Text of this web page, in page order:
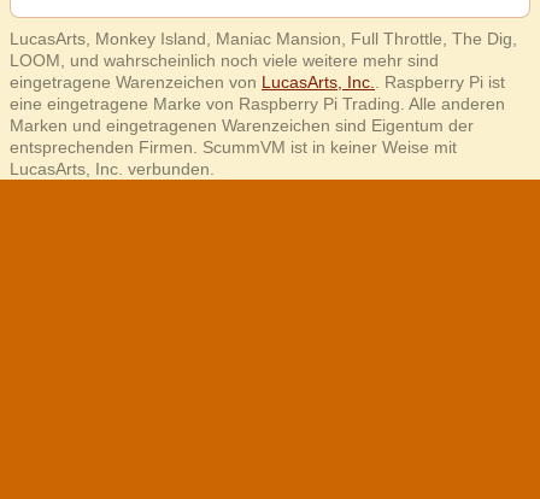
LucasArts, Monkey Island, Maniac Mansion, Full Throttle, The Dig,
LOOM, und wahrscheinlich noch viele weitere mehr sind
eingetragene Warenzeichen von LucasArts, Inc.
. Raspberry Pi ist
eine eingetragene Marke von Raspberry Pi Trading. Alle anderen
Marken und eingetragenen Warenzeichen sind Eigentum der
entsprechenden Firmen. ScummVM ist in keiner Weise mit
LucasArts, Inc. verbunden.